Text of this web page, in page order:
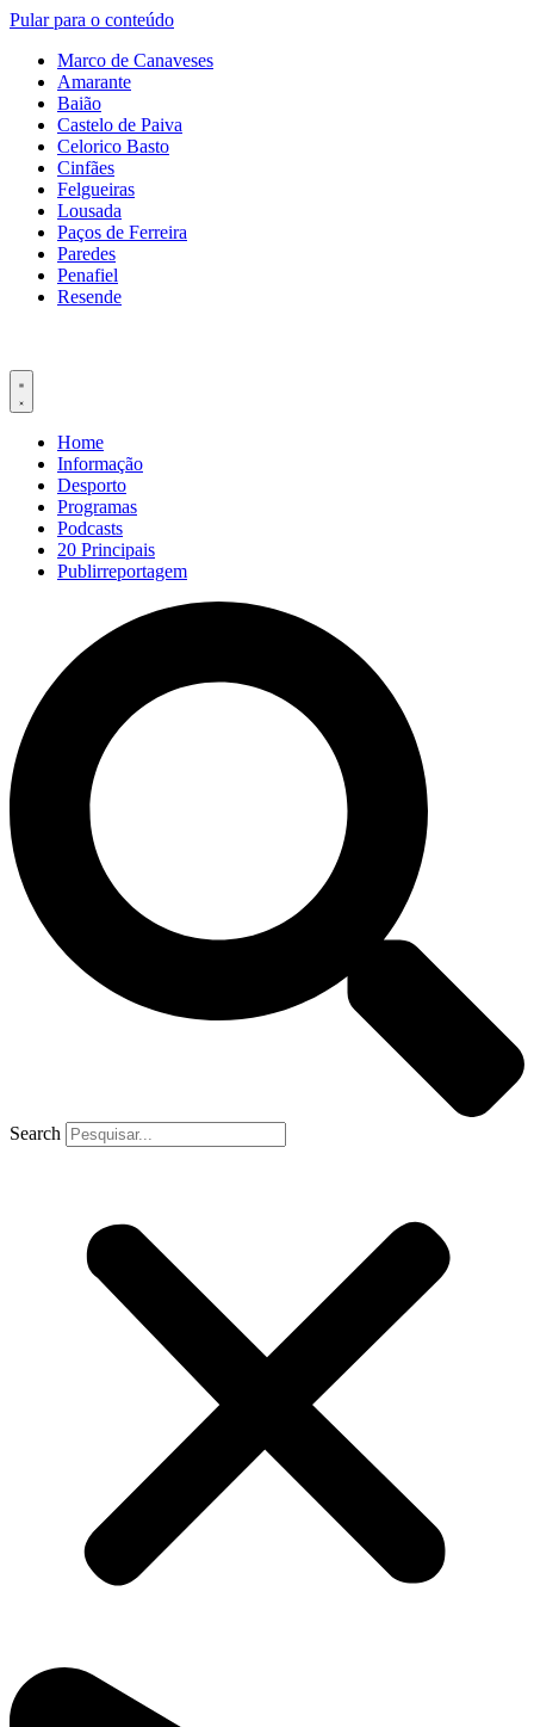
Pular para o conteúdo
Marco de Canaveses
Amarante
Baião
Castelo de Paiva
Celorico Basto
Cinfães
Felgueiras
Lousada
Paços de Ferreira
Paredes
Penafiel
Resende
Home
Informação
Desporto
Programas
Podcasts
20 Principais
Publirreportagem
Search